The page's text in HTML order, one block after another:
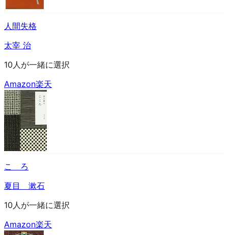
人間失格
太宰 治
10人が一緒に選択
Amazon楽天
こゝろ
夏目 漱石
10人が一緒に選択
Amazon楽天